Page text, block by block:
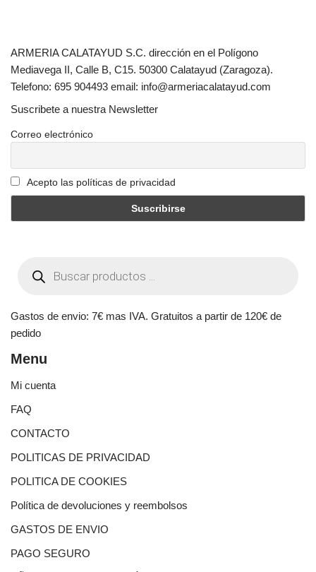
ARMERIA CALATAYUD S.C. dirección en el Polígono
Mediavega II, Calle B, C15. 50300 Calatayud (Zaragoza).
Telefono: 695 904493 email: info@armeriacalatayud.com
Suscribete a nuestra Newsletter
Correo electrónico
Acepto las políticas de privacidad
Gastos de envio: 7€ mas IVA. Gratuitos a partir de 120€ de
pedido
Menu
Mi cuenta
FAQ
CONTACTO
POLITICAS DE PRIVACIDAD
POLITICA DE COOKIES
Política de devoluciones y reembolsos
GASTOS DE ENVIO
PAGO SEGURO